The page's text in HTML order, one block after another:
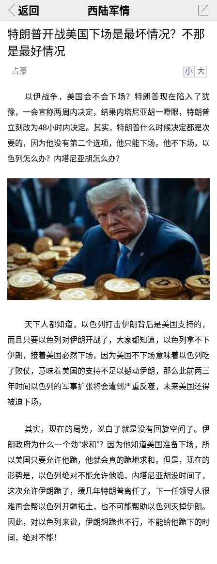
返回 西陆军情
特朗普开战美国下场是最坏情况？不那
是最好情况
占豪 小 大
以伊战争，美国会不会下场？特朗普现在陷入了犹
豫，一会宣称两周内决定，结果内塔尼亚胡一瞪眼，特朗普
立刻改为48小时内决定。其实，特朗普什么时候决定都是次
要的，因为他没有第二个选项，他只能下场。他不下场，以
色列怎么办？内塔尼亚胡怎么办？
天下人都知道，以色列打击伊朗背后是美国支持的，
而且只要以色列对伊朗开战了，大家都知道，以色列拿不下
伊朗，接着美国必然下场，因为美国不下场意味着以色列吃
了败仗，意味着美国的支持不足以撼动伊朗，那么此前两三
年时间以色列的军事扩张将会遭到严重反噬，未来美国还得
被迫下场。
其实，现在的局势，说白了就是没有回旋空间了。伊
朗政府为什么一个劲“求和”？因为他知道美国准备下场，所
以美国只要允许他跪，他就会真的跪地求和。但是，现在的
形势是，以色列绝对不能允许他跪，内塔尼亚胡没时间了，
这次允许伊朗跪了，缓几年特朗普离任了，下一任领导人很
难再会帮以色列开疆拓土，也不可能帮助以色列灭掉伊朗。
因此，对以色列来说，伊朗想跪也不行，不能给他跪下的时
间，绝对不能！